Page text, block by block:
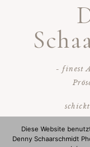
- finest
ruf mich
Diese Website
Denny Schaarschmidt